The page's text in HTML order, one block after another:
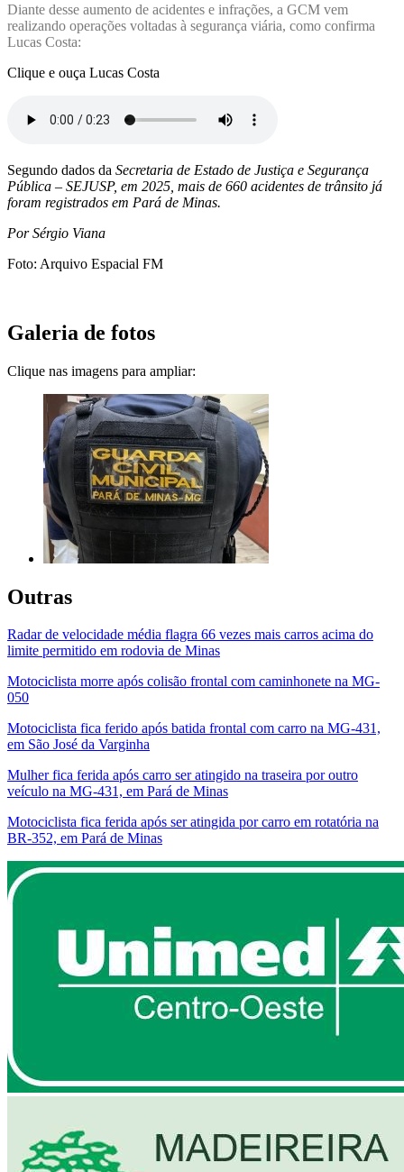
Diante desse aumento de acidentes e infrações, a GCM vem
realizando operações voltadas à segurança viária, como confirma
Lucas Costa:
Clique e ouça Lucas Costa
Segundo dados da Secretaria de Estado de Justiça e Segurança
Pública – SEJUSP, em 2025, mais de 660 acidentes de trânsito já
foram registrados em Pará de Minas.
Por Sérgio Viana
Foto: Arquivo Espacial FM
Galeria de fotos
Clique nas imagens para ampliar:
Outras
Radar de velocidade média flagra 66 vezes mais carros acima do
limite permitido em rodovia de Minas
Motociclista morre após colisão frontal com caminhonete na MG-
050
Motociclista fica ferido após batida frontal com carro na MG-431,
em São José da Varginha
Mulher fica ferida após carro ser atingido na traseira por outro
veículo na MG-431, em Pará de Minas
Motociclista fica ferida após ser atingida por carro em rotatória na
BR-352, em Pará de Minas